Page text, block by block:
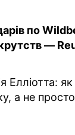
по
—
Елліотта:
а не